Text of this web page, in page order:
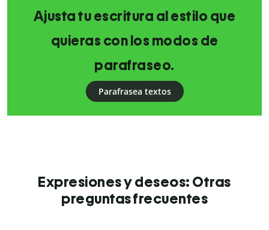
Ajusta tu escritura al estilo que
quieras con los modos de
parafraseo.
Parafrasea textos
Expresiones y deseos: Otras
preguntas frecuentes